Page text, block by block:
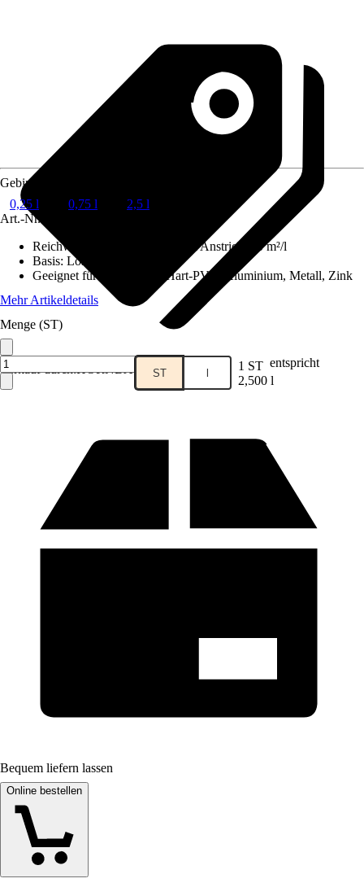
Verkauf durch:HORNBACH
Gebindegröße
0,25 l
0,75 l
2,5 l
Art.-Nr.
Reichweite (ca.) bei einmaligem Anstrich
10 m²/l
Basis: Lösemittelhaltig
Geeignet für Untergrund
Hart-PVC, Aluminium, Metall, Zink
Mehr Artikeldetails
Menge (ST)
ST l 1 ST entspricht
2,500 l
Bequem liefern lassen
Online bestellen